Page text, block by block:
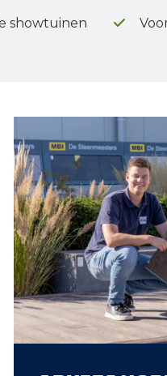
showtuinen